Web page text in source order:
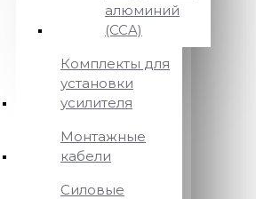
алюминий
(CCA)
Комплекты для
установки
усилителя
Монтажные
кабели
Силовые